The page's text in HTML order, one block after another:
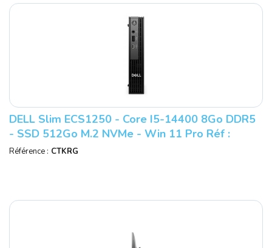
DELL Slim ECS1250 - Core I5-14400 8Go DDR5
- SSD 512Go M.2 NVMe - Win 11 Pro Réf :
RX30J.
Référence : CTKRG